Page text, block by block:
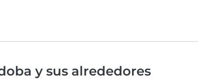
y sus alrededores